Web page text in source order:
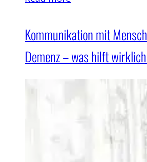
Kommunikation mit
Demenz – was hilft